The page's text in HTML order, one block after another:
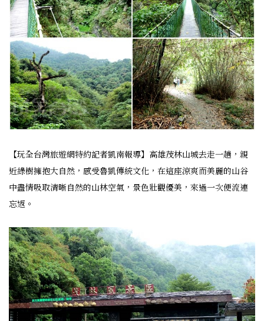
【玩全台灣旅遊網特約記者凱南報導】高雄茂林山城去走一趟，親
近綠樹擁抱大自然，感受魯凱傳統文化，在這座涼爽而美麗的山谷
中盡情吸取清晰自然的山林空氣，景色壯觀優美，來過一次便流連
忘返。